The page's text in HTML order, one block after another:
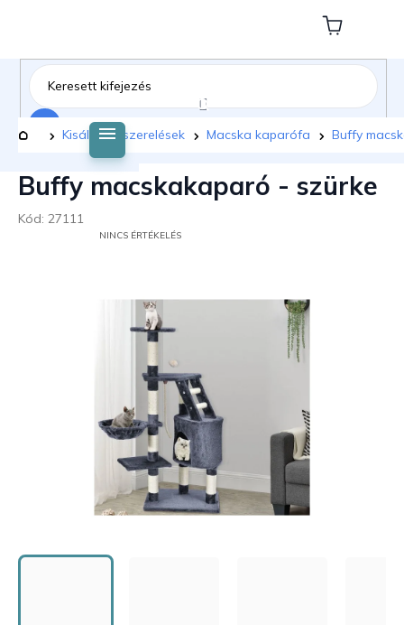
tartalomhoz
Kosár
Kezdőlap
Kisállat felszerelések Macska kaparófa Buffy
Buffy macskakaparó - szürke
Kód: 27111
NINCS ÉRTÉKELÉS